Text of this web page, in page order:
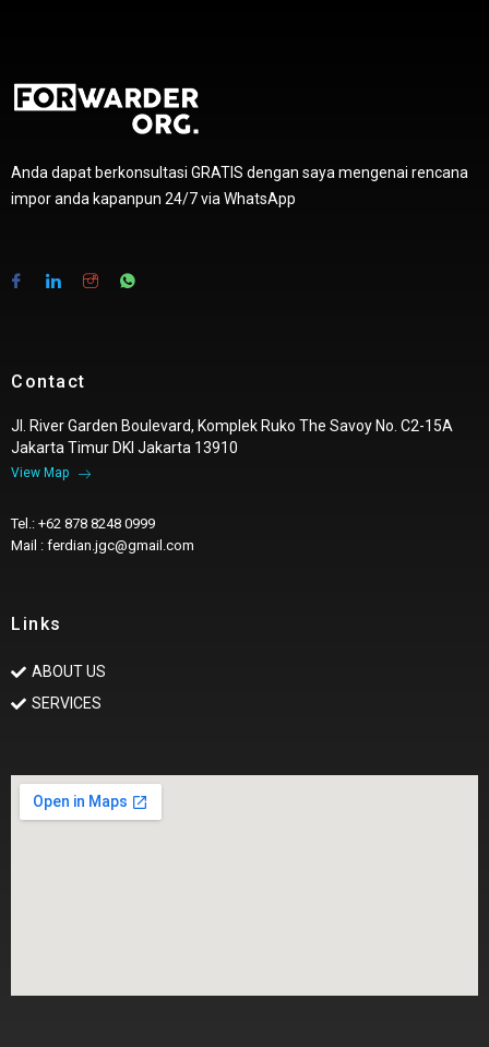
Anda dapat berkonsultasi GRATIS dengan saya mengenai rencana
impor anda kapanpun 24/7 via WhatsApp
Contact
Jl. River Garden Boulevard, Komplek Ruko The Savoy No. C2-15A
Jakarta Timur DKI Jakarta 13910
View Map
Tel.: +62 878 8248 0999
Mail : ferdian.jgc@gmail.com
Links
ABOUT US
SERVICES